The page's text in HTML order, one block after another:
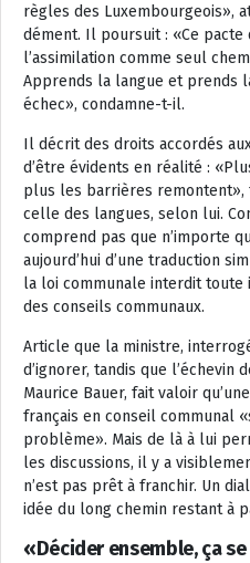
règles des Luxembourgeois»,
dément. Il poursuit : «Ce
l’assimilation comme seul
Apprends la langue et prends
échec», condamne-t-il.
Il décrit des droits accordés
d’être évidents en réalité :
plus les barrières
celle des langues, selon lui.
comprend pas que n’importe
aujourd’hui d’une traduction
la loi communale interdit
des conseils communaux.
Article que la ministre,
d’ignorer, tandis que l’échevin
Maurice Bauer, fait valoir
français en conseil communal
problème». Mais de là à lui
les discussions, il y a
n’est pas prêt à franchir. Un
idée du long chemin restant à
«Décider ensemble, ça